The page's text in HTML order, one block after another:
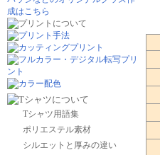
Tシャツ用語集
ポリエステル素材
シルエットと厚みの違い